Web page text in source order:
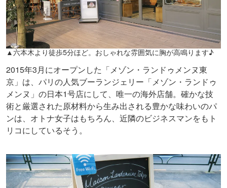
▲六本木より徒歩5分ほど。おしゃれな雰囲気に胸が高鳴ります♪
2015年3月にオープンした「メゾン・ランドゥメンヌ東
京」は、パリの人気ブーランジェリー「メゾン・ランドゥ
メンヌ」の日本1号店にして、唯一の海外店舗。確かな技
術と厳選された原材料から生み出される豊かな味わいのパ
ンは、オトナ女子はもちろん、近隣のビジネスマンをもト
リコにしているそう。